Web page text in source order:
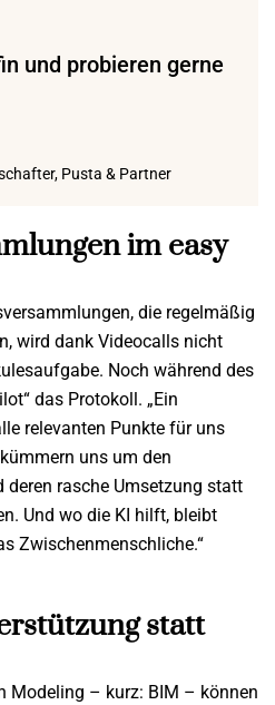
und probieren gerne
Pusta & Partner
im easy
die regelmäßig
wird dank Videocalls nicht
Noch während des
das Protokoll. „Ein
relevanten Punkte für uns
uns um den
rasche Umsetzung statt
Und wo die KI hilft, bleibt
Zwischenmenschliche.“
statt
Modeling – kurz: BIM – können